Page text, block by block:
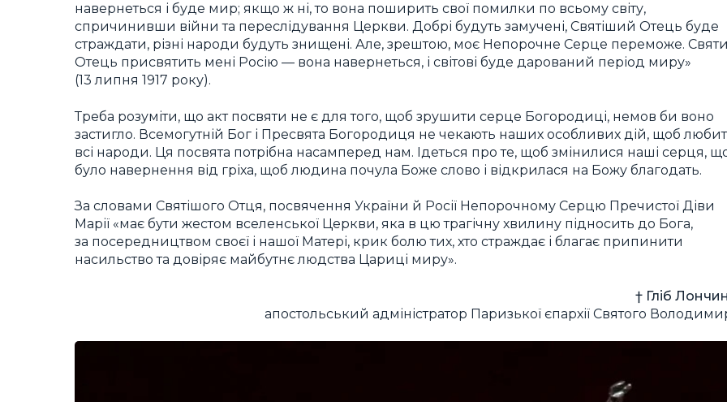
навернеться і буде мир; якщо ж ні, то вона поширить свої помилки по всьому світу,
спричинивши війни та переслідування Церкви. Добрі будуть замучені, Святіший Отець буде
страждати, різні народи будуть знищені. Але, зрештою, моє Непорочне Серце переможе.
Отець присвятить мені Росію — вона навернеться, і світові буде дарований період миру»
(13 липня 1917 року).
Треба розуміти, що акт посвяти не є для того, щоб зрушити серце Богородиці, немов би воно
застигло. Всемогутній Бог і Пресвята Богородиця не чекають наших особливих дій, щоб
всі народи. Ця посвята потрібна насамперед нам. Ідеться про те, щоб змінилися наші серця,
було навернення від гріха, щоб людина почула Боже слово і відкрилася на Божу благодать.
За словами Святішого Отця, посвячення України й Росії Непорочному Серцю Пречистої Діви
Марії «має бути жестом вселенської Церкви, яка в цю трагічну хвилину підносить до Бога,
за посередництвом своєї і нашої Матері, крик болю тих, хто страждає і благає припинити
насильство та довіряє майбутнє людства Цариці миру».
† Гліб
апостольський адміністратор Паризької єпархії Святого